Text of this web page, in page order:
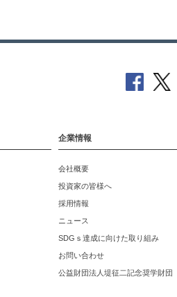
企業情報
会社概要
投資家の皆様へ
採用情報
ニュース
SDGｓ達成に向けた取り組み
お問い合わせ
公益財団法人堤征二記念奨学財団